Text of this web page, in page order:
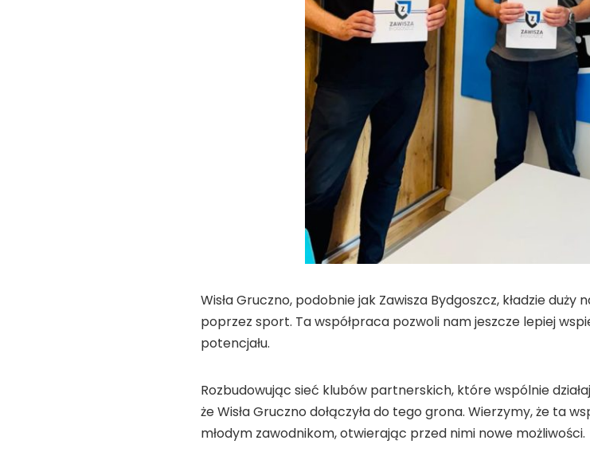
Wisła Gruczno, podobnie jak Zawisza Bydgoszcz, kładzie
poprzez sport. Ta współpraca pozwoli nam jeszcze lepiej
potencjału.
Rozbudowując sieć klubów partnerskich, które wspólnie
że Wisła Gruczno dołączyła do tego grona. Wierzymy, że ta
młodym zawodnikom, otwierając przed nimi nowe możliwości.